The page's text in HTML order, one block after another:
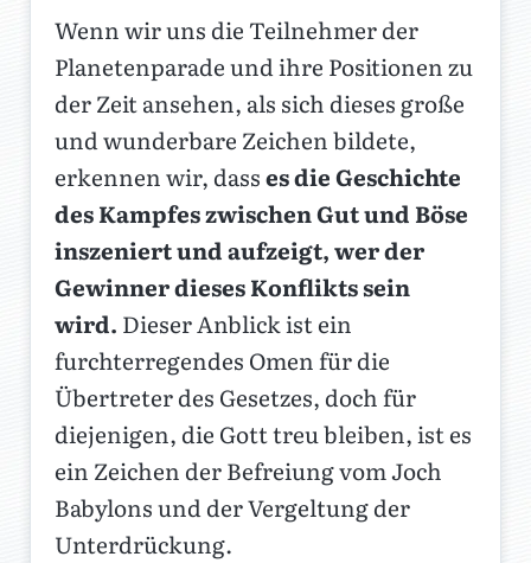
Wenn wir uns die Teilnehmer der
Planetenparade und ihre Positionen zu
der Zeit ansehen, als sich dieses große
und wunderbare Zeichen bildete,
erkennen wir, dasses die Geschichte
des Kampfes zwischen Gut und Böse
inszeniert und aufzeigt, wer der
Gewinner dieses Konflikts sein
wird. Dieser Anblick ist ein
furchterregendes Omen für die
Übertreter des Gesetzes, doch für
diejenigen, die Gott treu bleiben, ist es
ein Zeichen der Befreiung vom Joch
Babylons und der Vergeltung der
Unterdrückung.